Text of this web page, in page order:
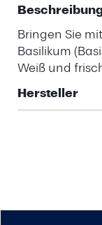
Bringen Sie
Basilikum
Weiß und
Hersteller